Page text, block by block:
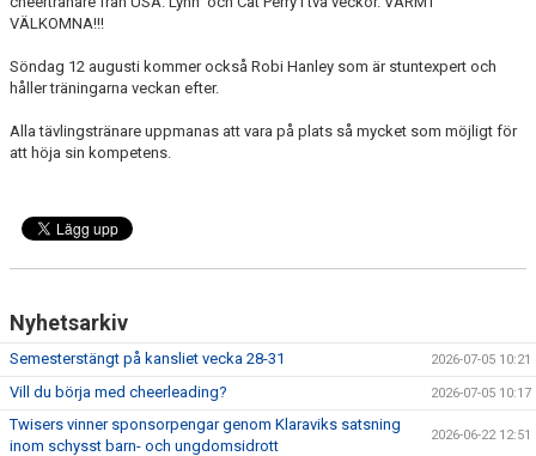
EXTRATRÄNING
KLÄDER & MERCH
TWIST CHEER COMP
VÄLKOMNA!!!
Söndag 12 augusti kommer också Robi Hanley som är stuntexpert och
håller träningarna veckan efter.
Alla tävlingstränare uppmanas att vara på plats så mycket som möjligt för
att höja sin kompetens.
Nyhetsarkiv
Semesterstängt på kansliet vecka 28-31 2026-07-05 10:21
Vill du börja med cheerleading? 2026-07-05 10:17
Twisers vinner sponsorpengar genom Klaraviks satsning
inom schysst barn- och ungdomsidrott
2026-06-22 12:51